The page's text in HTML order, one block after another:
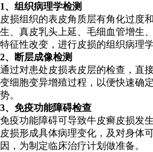
1、组织病理学检测
皮损组织的表皮角质层有角化过度
生、真皮乳头上延、毛细血管增生
特征性改变，进行皮损的组织病理
2、断层成像检测
通过对患处皮损表皮层的检查，直
变细胞变异增殖过程，以便快速确
势。
3、免疫功能障碍检查
免疫功能障碍可导致牛皮癣皮损发
皮损形成具体病理变化，及对身体
因，为制定临床治疗计划做准备。